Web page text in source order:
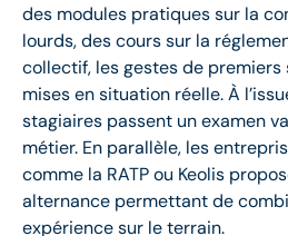
des modules pratiques sur la
lourds, des cours sur la
collectif, les gestes de premiers
mises en situation réelle. À
stagiaires passent un examen
métier. En parallèle, les
comme la RATP ou Keolis
alternance permettant de
expérience sur le terrain.